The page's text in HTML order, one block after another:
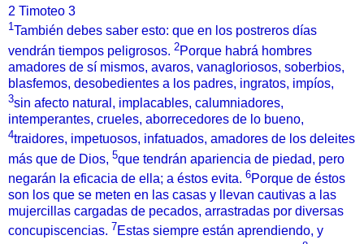
2 Timoteo 3
1También debes saber esto: que en los postreros días
vendrán tiempos peligrosos. 2Porque habrá hombres
amadores de sí mismos, avaros, vanagloriosos, soberbios,
blasfemos, desobedientes a los padres, ingratos, impíos,
3sin afecto natural, implacables, calumniadores,
intemperantes, crueles, aborrecedores de lo bueno,
4traidores, impetuosos, infatuados, amadores de los deleites
más que de Dios, 5que tendrán apariencia de piedad, pero
negarán la eficacia de ella; a éstos evita. 6Porque de éstos
son los que se meten en las casas y llevan cautivas a las
mujercillas cargadas de pecados, arrastradas por diversas
concupiscencias. 7Estas siempre están aprendiendo, y